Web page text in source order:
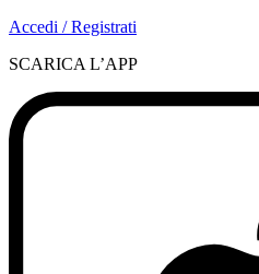
Accedi / Registrati
SCARICA L’APP